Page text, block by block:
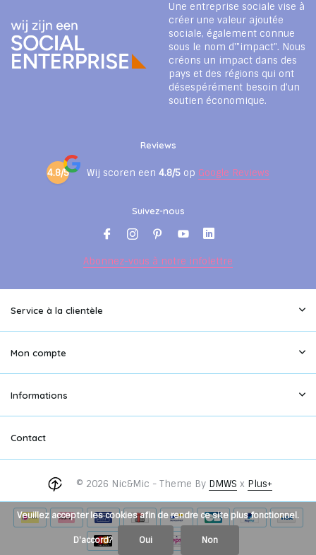
Une entreprise sociale vise à
créer une valeur ajoutée
sociale, également connue
sous le nom d'"impact". Nous
créons un impact dans des
pays et des régions qui ont
désespérément besoin d'un
soutien économique.
Reviews
4.8/5 Wij scoren een 4.8/5 op Google Reviews
Suivez-nous
Abonnez-vous à notre infolettre
Service à la clientèle
Mon compte
Informations
Contact
© 2026 Nic&Mic - Theme By DMWS x Plus+
Veuillez accepter les cookies afin de rendre ce site plus fonctionnel.
D'accord? Oui Non